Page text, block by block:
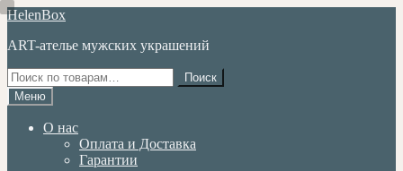
Перейти
навигации
Перейти
содержимому
HelenBox
ART-ателье мужских украшений
Искать:
Поиск
Меню
О нас
Оплата и Доставка
Гарантии